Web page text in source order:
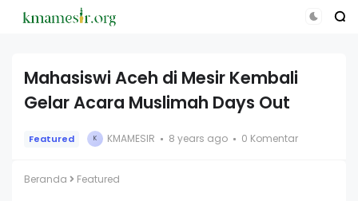
Mahasiswi Aceh di Mesir Kembali
Gelar Acara Muslimah Days Out
Featured K KMAMESIR 8 years ago 0 Komentar
Beranda Featured